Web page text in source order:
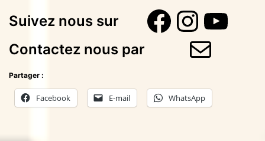
Suivez nous sur
Contactez nous par E-mail
Partager :
Facebook E-mail WhatsApp